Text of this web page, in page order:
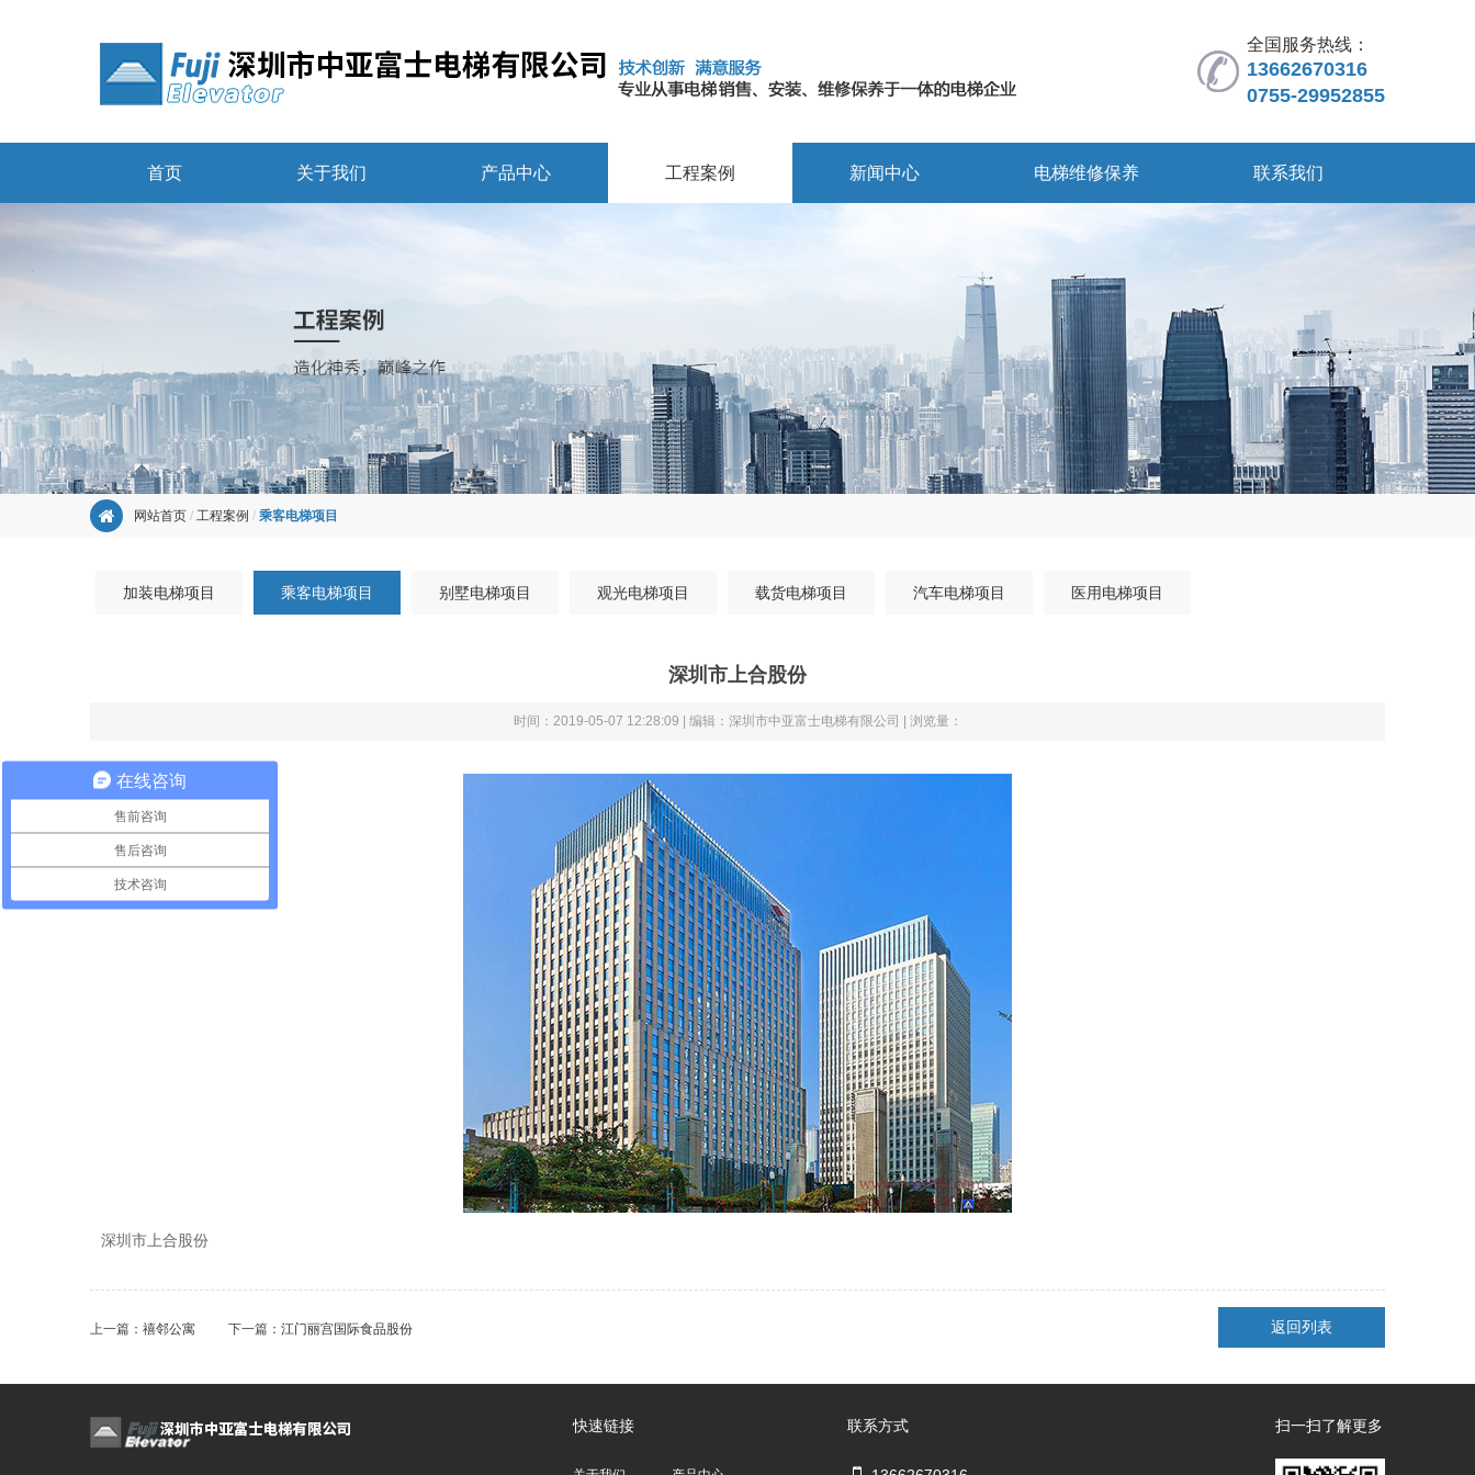
全国服务热线：
13662670316
0755-29952855
首页 关于我们 产品中心 工程案例 新闻中心 电梯维修保养 联系我们
网站首页 / 工程案例 / 乘客电梯项目
加装电梯项目 乘客电梯项目 别墅电梯项目 观光电梯项目 载货电梯项目 汽车电梯项目 医用电梯项目
深圳市上合股份
时间：2019-05-07 12:28:09 | 编辑：深圳市中亚富士电梯有限公司 | 浏览量：
深圳市上合股份
上一篇： 禧邻公寓 下一篇： 江门丽宫国际食品股份 返回列表
快速链接 联系方式 扫一扫了解更多
在线咨询
售前咨询
售后咨询
技术咨询